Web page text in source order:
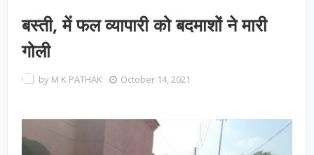
बस्ती, में फल व्यापारी को बदमाशों ने मारी
गोली
by M K PATHAK October 14, 2021